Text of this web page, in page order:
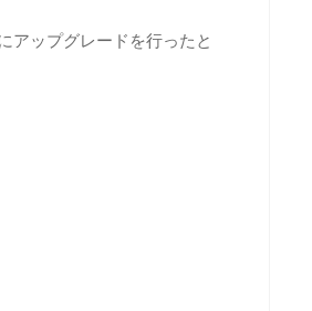
アップグレードを行ったと